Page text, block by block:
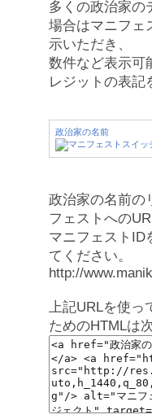
多くの政治家の
場合はマニフェ
示いただき、
数件など表示可
レジットの表記
政治家の名前
政治家の名前の
フェストへの
マニフェストID
てください。
http://
上記URLを使っ
ためのHTMLは